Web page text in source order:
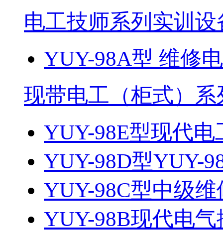
电工技师系列实训设
YUY-98A型 维修
现带电工（柜式）
YUY-98E型现代
YUY-98D型YUY-
YUY-98C型中级
YUY-98B现代电